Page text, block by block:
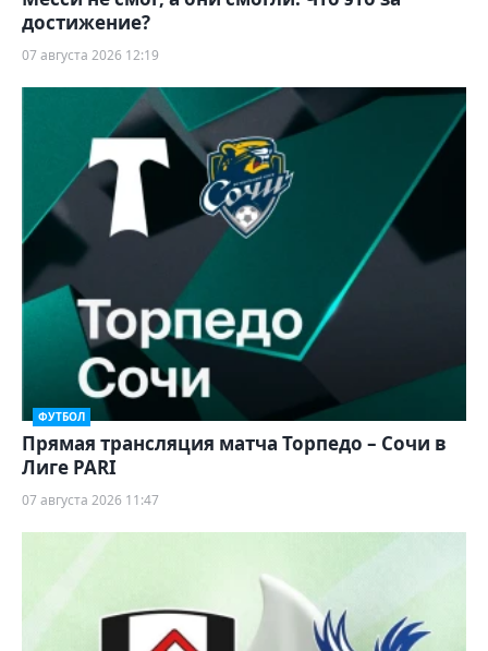
достижение?
07 августа 2026 12:19
ФУТБОЛ
Прямая трансляция матча Торпедо – Сочи в
Лиге PARI
07 августа 2026 11:47